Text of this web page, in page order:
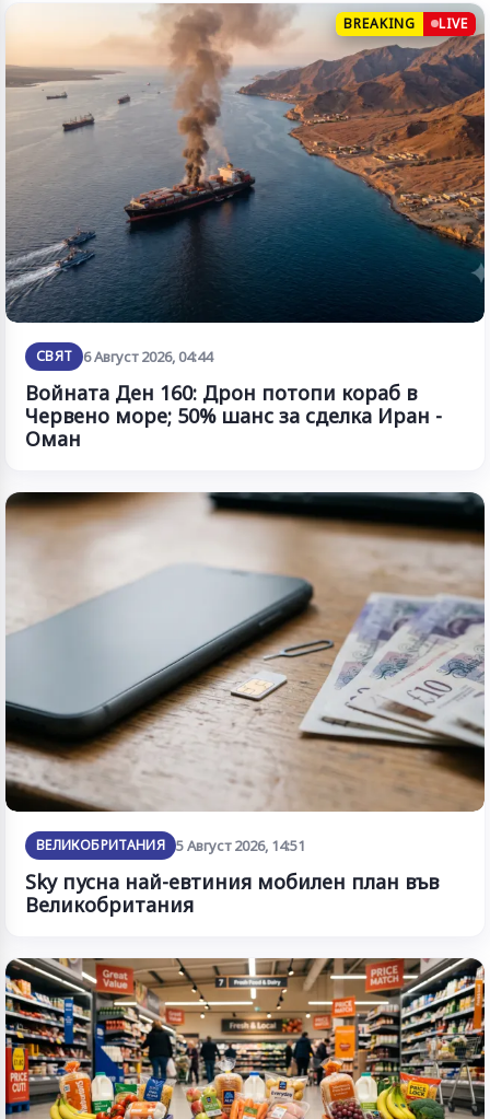
BREAKING LIVE
СВЯТ 6 Август 2026, 04:44
Войната Ден 160: Дрон потопи кораб в
Червено море; 50% шанс за сделка Иран -
Оман
ВЕЛИКОБРИТАНИЯ 5 Август 2026, 14:51
Sky пусна най-евтиния мобилен план във
Великобритания